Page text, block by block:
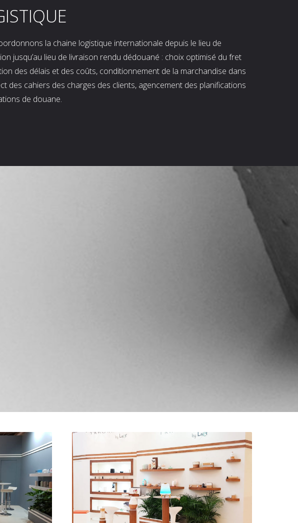
la chaine logistique internationale depuis le lieu de
jusqu’au lieu de livraison rendu dédouané : choix optimisé du fret
des délais et des coûts, conditionnement de la marchandise dans
des cahiers des charges des clients, agencement des planifications
de douane.